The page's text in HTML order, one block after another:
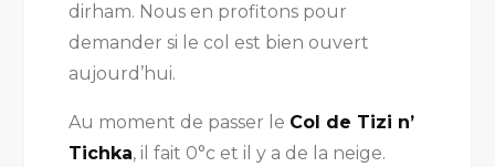
dirham. Nous en profitons pour
demander si le col est bien ouvert
aujourd’hui.
Au moment de passer le Col de Tizi n’
Tichka, il fait 0°c et il y a de la neige.